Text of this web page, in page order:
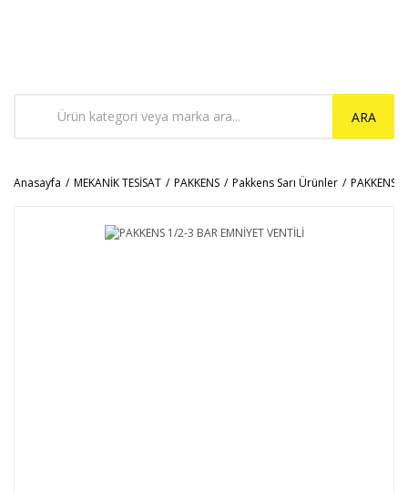
ARA
Anasayfa MEKANİK TESİSAT PAKKENS Pakkens Sarı Ürünler PAKKENS